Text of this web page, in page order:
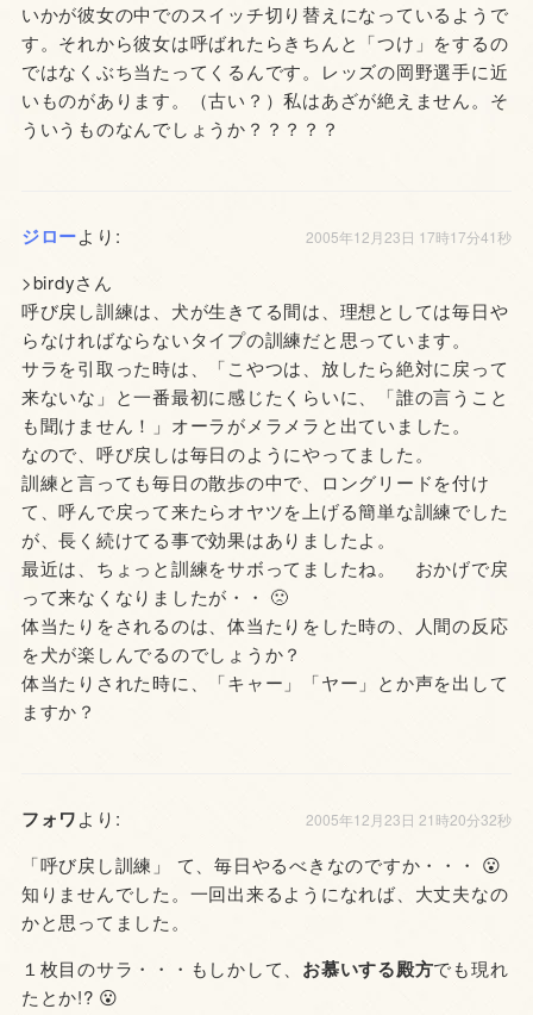
いかが彼女の中でのスイッチ切り替えになっているようで
す。それから彼女は呼ばれたらきちんと「つけ」をするの
ではなくぶち当たってくるんです。レッズの岡野選手に近
いものがあります。（古い？）私はあざが絶えません。そ
ういうものなんでしょうか？？？？？
ジローより: 2005年12月23日 17時17分41秒
>birdyさん
呼び戻し訓練は、犬が生きてる間は、理想としては毎日や
らなければならないタイプの訓練だと思っています。
サラを引取った時は、「こやつは、放したら絶対に戻って
来ないな」と一番最初に感じたくらいに、「誰の言うこと
も聞けません！」オーラがメラメラと出ていました。
なので、呼び戻しは毎日のようにやってました。
訓練と言っても毎日の散歩の中で、ロングリードを付け
て、呼んで戻って来たらオヤツを上げる簡単な訓練でした
が、長く続けてる事で効果はありましたよ。
最近は、ちょっと訓練をサボってましたね。 おかげで戻
って来なくなりましたが・・ 🙁
体当たりをされるのは、体当たりをした時の、人間の反応
を犬が楽しんでるのでしょうか？
体当たりされた時に、「キャー」「ヤー」とか声を出して
ますか？
フォワより: 2005年12月23日 21時20分32秒
「呼び戻し訓練」 て、毎日やるべきなのですか・・・ 😮
知りませんでした。一回出来るようになれば、大丈夫なの
かと思ってました。
１枚目のサラ・・・もしかして、 お慕いする殿方でも現れ
たとか!? 😮